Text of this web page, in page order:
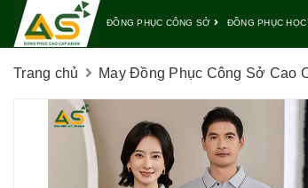
ĐỒNG PHỤC CÔNG SỞ ĐỒNG PHỤC HỌC
Trang chủ May Đồng Phục Công Sở Cao